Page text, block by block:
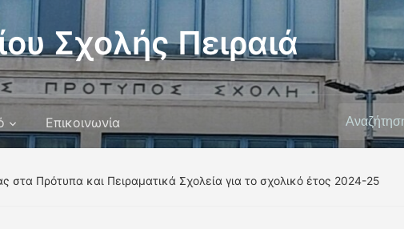
Σχολής Πειραιά
Επικοινωνία
Αναζήτηση
για:
Πρότυπα και Πειραματικά Σχολεία για το σχολικό έτος 2024-25